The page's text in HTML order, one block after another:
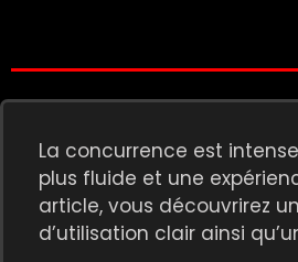
La concurrence est
plus fluide et une
article, vous découvrirez
d’utilisation clair ainsi